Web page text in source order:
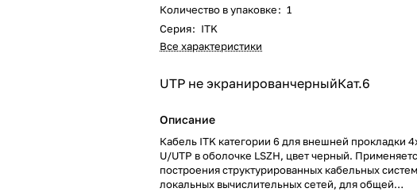
Количество в упаковке: 1
Серия: ITK
Все характеристики
UTP не экранированчерныйКат.6
Описание
Кабель ITK категории 6 для внешней прокладки
U/UTP в оболочке LSZH, цвет черный.
построения структурированных кабельных
локальных вычислительных сетей, для общей